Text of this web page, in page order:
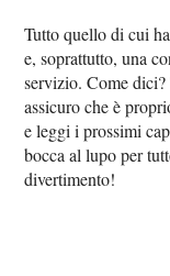
Tutto quello di cui
e, soprattutto, una
servizio. Come
assicuro che è
e leggi i prossimi
bocca al lupo per
divertimento!